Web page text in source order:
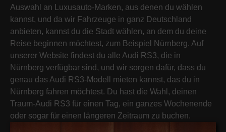
Auswahl an Luxusauto-Marken, aus denen du wählen
kannst, und da wir Fahrzeuge in ganz Deutschland
anbieten, kannst du die Stadt wählen, an dem du deine
Reise beginnen möchtest, zum Beispiel Nürnberg. Auf
unserer Website findest du alle Audi RS3, die in
Nürnberg verfügbar sind, und wir sorgen dafür, dass du
genau das Audi RS3-Modell mieten kannst, das du in
Nürnberg fahren möchtest. Du hast die Wahl, deinen
Traum-Audi RS3 für einen Tag, ein ganzes Wochenende
oder sogar für einen längeren Zeitraum zu buchen.